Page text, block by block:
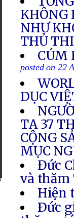
KHÔNG
NHƯ
THỦ
CÚM
posted on 22
DỤC
TẠ 37
CỘNG
MỤC
Đức
và thăm
Hiện
Ðức